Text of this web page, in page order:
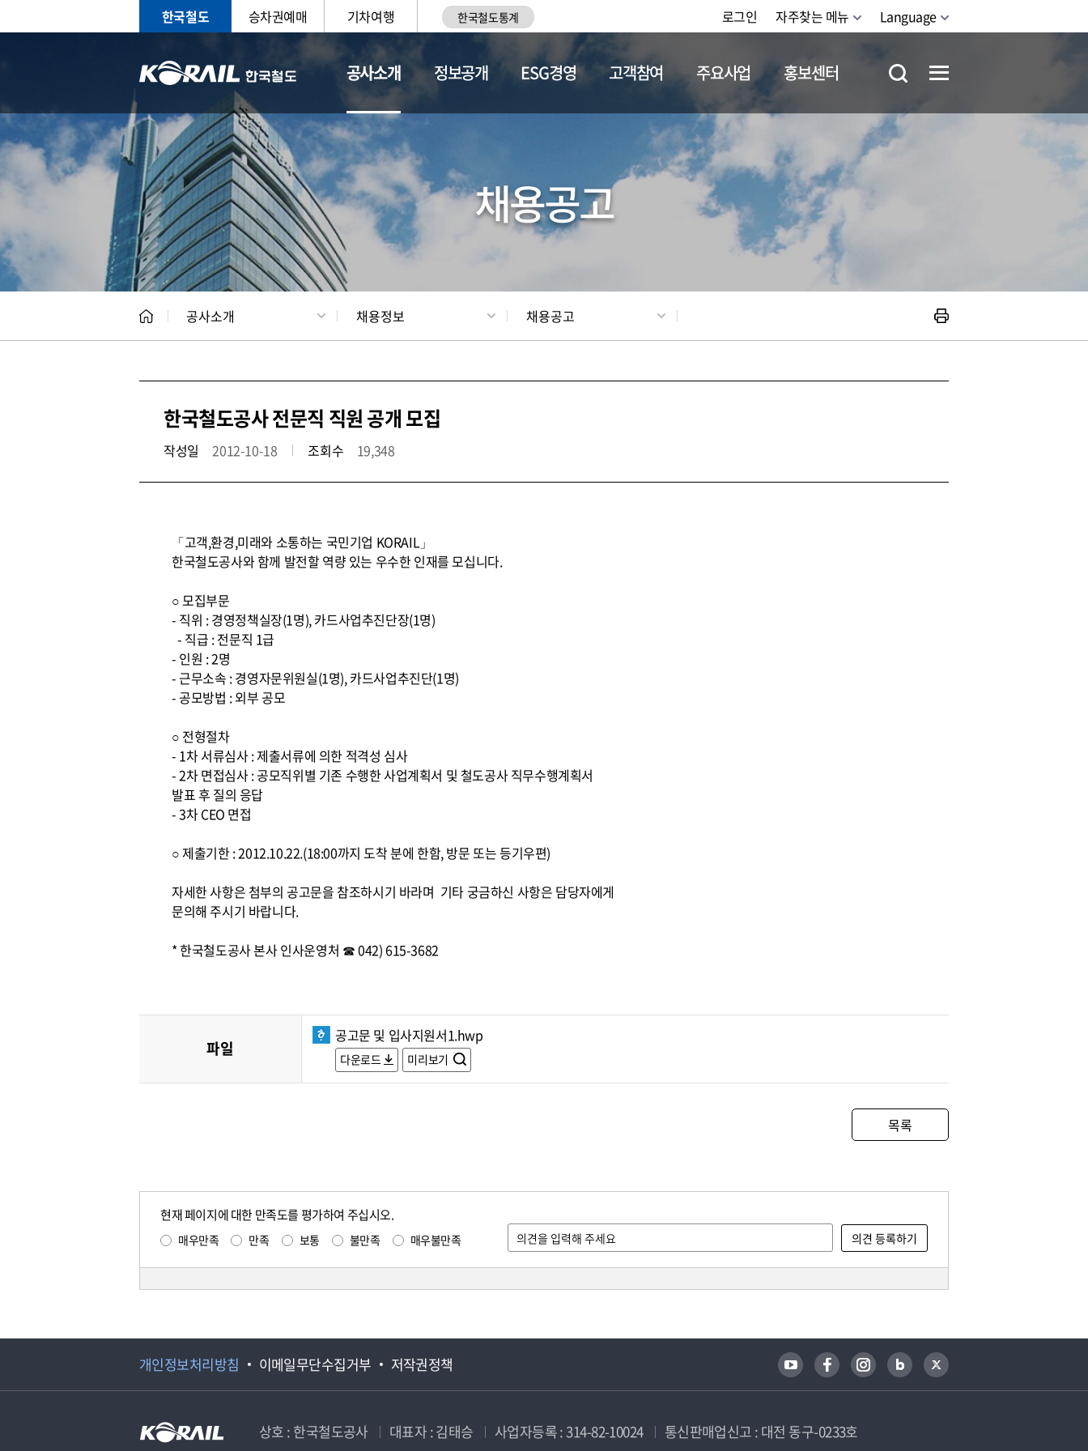
한국철도 승차권예매 기차여행 한국철도통계 로그인 자주찾는 메뉴 Language
공사소개
CEO 일반현황 채용정보
정보공개 ESG경영 고객참여 주요사업 홍보센터
채용공고
공사소개 채용정보 채용공고
한국철도공사 전문직 직원 공개 모집
작성일 2012-10-18 조회수 19,348
「고객,환경,미래와 소통하는 국민기업 KORAIL」
한국철도공사와 함께 발전할 역량 있는 우수한 인재를 모십니다.
○ 모집부문
- 직위 : 경영정책실장(1명), 카드사업추진단장(1명)
- 직급 : 전문직 1급
- 인원 : 2명
- 근무소속 : 경영자문위원실(1명), 카드사업추진단(1명)
- 공모방법 : 외부 공모
○ 전형절차
- 1차 서류심사 : 제출서류에 의한 적격성 심사
- 2차 면접심사 : 공모직위별 기존 수행한 사업계획서 및 철도공사 직무수행계획서
발표 후 질의 응답
- 3차 CEO 면접
○ 제출기한 : 2012.10.22.(18:00까지 도착 분에 한함, 방문 또는 등기우편)
자세한 사항은 첨부의 공고문을 참조하시기 바라며 기타 궁금하신 사항은 담당자에게
문의해 주시기 바랍니다.
* 한국철도공사 본사 인사운영처 ☎ 042) 615-3682
파일
공고문 및 입사지원서1.hwp
다운로드 미리보기
목록
현재 페이지에 대한 만족도를 평가하여 주십시오.
매우만족 만족 보통 불만족 매우불만족
개인정보처리방침 이메일무단수집거부 저작권정책
상호 : 한국철도공사 대표자 : 김태승 사업자등록 : 314-82-10024
통신판매업신고 : 대전 동구-0233호